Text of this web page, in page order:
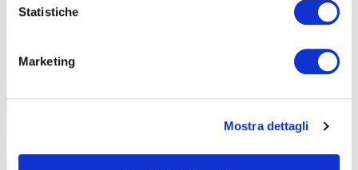
Statistiche
Marketing
Mostra dettagli